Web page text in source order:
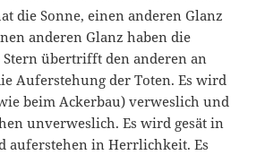
die Sonne, einen anderen Glanz
anderen Glanz haben die
Stern übertrifft den anderen an
Auferstehung der Toten. Es wird
beim Ackerbau) verweslich und
unverweslich. Es wird gesät in
auferstehen in Herrlichkeit. Es